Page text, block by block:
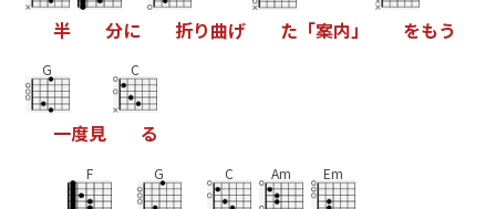
半 分に 折り曲げ た 「案内 」 をもう
G
一度見
C
る
F G C Am Em